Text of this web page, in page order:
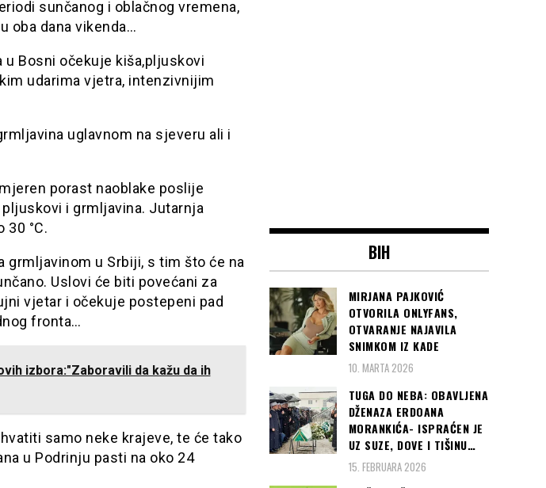
sunčanog i oblačnog vremena,
oba dana vikenda…
Bosni očekuje kiša,pljuskovi
udarima vjetra, intenzivnijim
uglavnom na sjeveru ali i
porast naoblake poslije
i grmljavina. Jutarnja
30 °C.
grmljavinom u Srbiji, s tim što će na
Uslovi će biti povećani za
vjetar i očekuje postepeni pad
fronta…
izbora:"Zaboravili da kažu da ih
samo neke krajeve, te će tako
u Podrinju pasti na oko 24
BIH
MIRJANA PAJKOVIĆ
OTVORILA ONLYFANS,
OTVARANJE NAJAVILA
SNIMKOM IZ KADE
10. MARTA 2026
TUGA DO NEBA: OBAVLJENA
DŽENAZA ERDOANA
MORANKIĆA- ISPRAĆEN JE
UZ SUZE, DOVE I TIŠINU…
15. FEBRUARA 2026